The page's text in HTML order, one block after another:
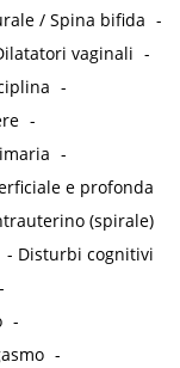
/ Spina bifida -
vaginali -
-
-
-
e profonda
(spirale)
- Disturbi cognitivi
-
-
-